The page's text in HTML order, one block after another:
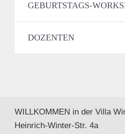
GEBURTSTAGS-
DOZENTEN
WILLKOMMEN in der Villa
Heinrich-Winter-Str. 4a